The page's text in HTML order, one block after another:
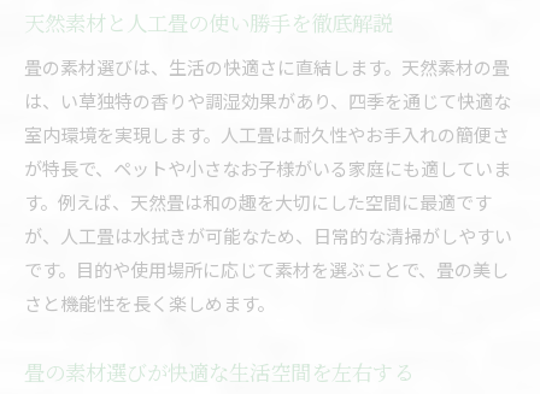
天然素材と人工畳の使い勝手を徹底解説
畳の素材選びは、生活の快適さに直結します。天然素材の畳
は、い草独特の香りや調湿効果があり、四季を通じて快適な
室内環境を実現します。人工畳は耐久性やお手入れの簡便さ
が特長で、ペットや小さなお子様がいる家庭にも適していま
す。例えば、天然畳は和の趣を大切にした空間に最適です
が、人工畳は水拭きが可能なため、日常的な清掃がしやすい
です。目的や使用場所に応じて素材を選ぶことで、畳の美し
さと機能性を長く楽しめます。
畳の素材選びが快適な生活空間を左右する